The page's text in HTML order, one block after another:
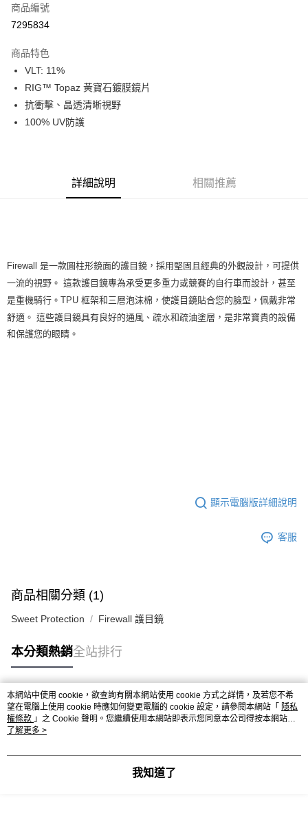
Apple Pay
運送方式
全家店到店
每筆NT$80，滿NT$10,000(含以上)免運費
每筆NT$80，滿NT$10,000(含以上)免運費
宅配
每筆NT$130，滿NT$10,000(含以上)免運費
商品編號
7295834
商品特色
VLT: 11%
RIG™ Topaz 黃寶石鍍膜鏡片
抗衝擊、晶透清晰視野
100% UV防護
詳細說明 相關推薦
Firewall 是一款圓柱形鏡面的護目鏡，採用堅固且經典的外觀設計，可提供
一流的視野。 這款護目鏡專為承受更多重力或競賽的自行車而設計，甚至
是重機騎行。TPU 框架和三層泡沫棉，使護目鏡貼合您的臉型，佩戴非常
舒適。 這些護目鏡具有良好的通風、疏水和疏油塗層，是非常寶貴的設備
和保護您的眼睛。
顯示電腦版詳細說明
客服
商品相關分類 (1)
Sweet Protection Firewall 護目鏡
本分類熱銷全站排行
熱門標籤
本網站中使用 cookie，欲查詢有關本網站使用 cookie 方式之詳情，及若您不希
望在電腦上使用 cookie 時應如何變更電腦的 cookie 設定，請參閱本網站「 隱私
權條款 」之 Cookie 聲明。您繼續使用本網站即表示您同意本公司得按本網站使
用條款之 Cookie 聲明使用 cookie。
了解更多 >
我知道了